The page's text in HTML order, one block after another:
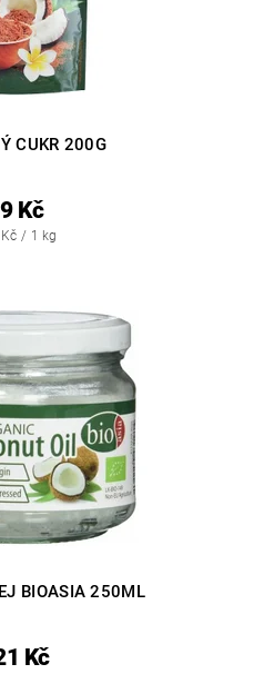
CUKR 200G
Kč
/ 1 kg
BIOASIA 250ML
Kč